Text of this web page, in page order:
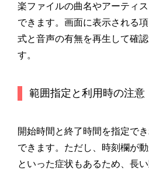
楽ファイルの曲名やアーティ
できます。画面に表示される
式と音声の有無を再生して確
す。
範囲指定と利用時の注意
開始時間と終了時間を指定で
できます。ただし、時刻欄が
といった症状もあるため、長